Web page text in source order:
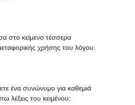
στο κείμενο τέσσερα
χρήσης του λόγου.
ένα συνώνυμο για καθεμιά
λέξεις του κειμένου: